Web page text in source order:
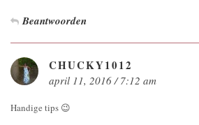
Beantwoorden
CHUCKY1012
april 11, 2016 / 7:12 am
Handige tips 😉